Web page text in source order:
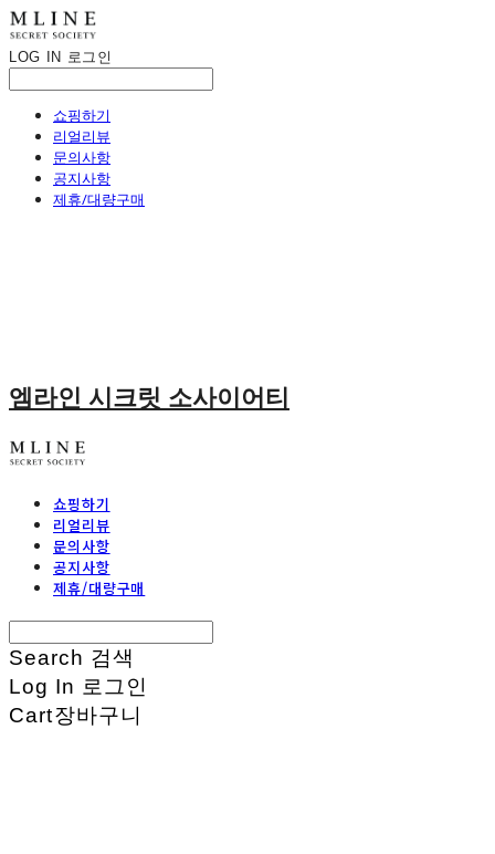
LOG IN 로그인
쇼핑하기
리얼리뷰
문의사항
공지사항
제휴/대량구매
엠라인 시크릿 소사이어티
쇼핑하기
리얼리뷰
문의사항
공지사항
제휴/대량구매
Search 검색
Log In 로그인
Cart장바구니